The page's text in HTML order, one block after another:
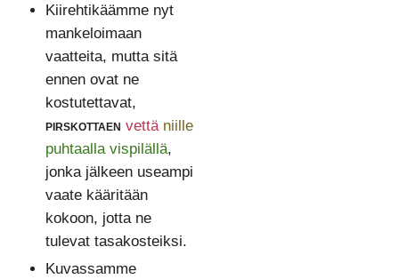
Kiirehtikäämme nyt
mankeloimaan
vaatteita, mutta sitä
ennen ovat ne
kostutettavat,
pirskottaen vettä niille
puhtaalla vispilällä,
jonka jälkeen useampi
vaate kääritään
kokoon, jotta ne
tulevat tasakosteiksi.
Kuvassamme